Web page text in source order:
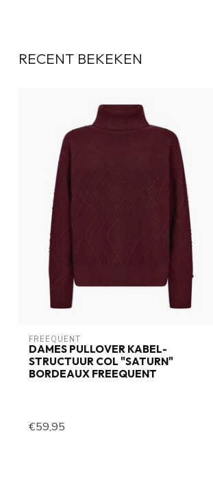
RECENT BEKEKEN
FREEQUENT
DAMES PULLOVER KABEL-
STRUCTUUR COL "SATURN"
BORDEAUX FREEQUENT
€59,95